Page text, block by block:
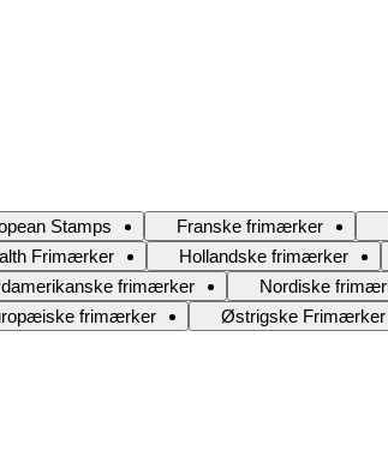
Stamps Franske frimærker
Frimærker Hollandske frimærker
frimærker Nordiske
frimærker Østrigske Frimærker